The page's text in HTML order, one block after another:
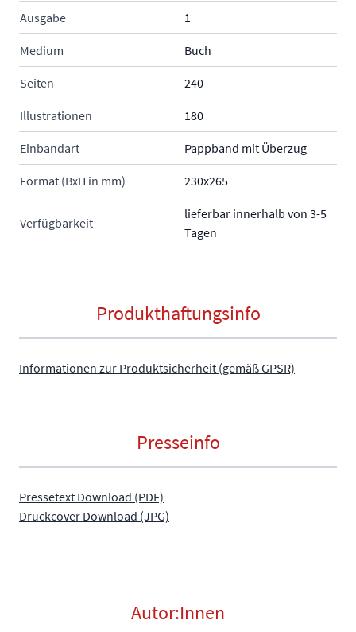
Ausgabe 1
Medium Buch
Seiten 240
Illustrationen 180
Einbandart Pappband mit Überzug
Format (BxH in mm) 230x265
Verfügbarkeit
lieferbar innerhalb von 3-5
Tagen
Produkthaftungsinfo
Informationen zur Produktsicherheit (gemäß GPSR)
Presseinfo
Pressetext Download (PDF)
Druckcover Download (JPG)
Autor:Innen